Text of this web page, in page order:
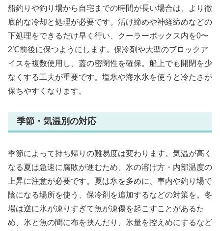
船釣りや釣り場から自宅までの時間が長い場合は、より徹
底的な冷却と処理が必要です。活け締めや神経締めなどの
下処理をできるだけ早く行い、クーラーボックス内を0〜
2℃前後に保つようにします。保冷剤や大型のブロックア
イスを複数使用し、蓋の密閉性を確保。船上でも開閉を少
なくする工夫が重要です。塩氷や海水氷を使うと冷たさが
保ちやすくなります。
季節・気温別の対応
季節によって持ち帰りの難易度は変わります。気温が高く
なる夏は急速に腐敗が進むため、氷の溶け方・内部温度の
上昇に注意が必要です。夏は氷を多めに、車内や釣り場で
陰になる場所を使う、保冷剤を追加するなどの対策を。冬
場は逆に氷が凍りすぎて魚が凍傷を起こすことがあるた
め、氷と魚の間に布を挟んだり、氷量を控えめにするなど